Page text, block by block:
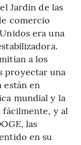
Jardín de las
comercio
era una
a los
proyectar una
están en
mundial y la
y al
las
en su